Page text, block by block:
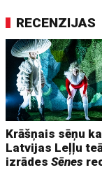
RECENZIJAS
Krāšņais sēņu
Latvijas Leļļu
izrādesSēnes